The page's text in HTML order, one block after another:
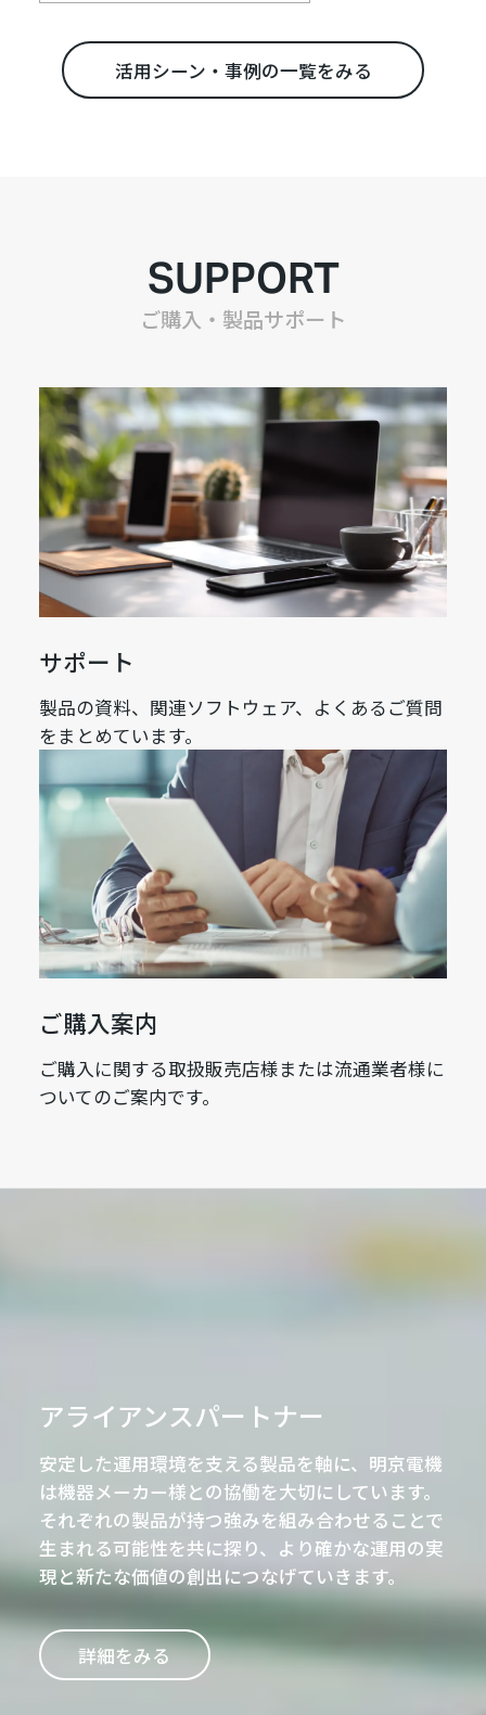
活用シーン・事例の一覧をみる
SUPPORT
ご購入・製品サポート
サポート
製品の資料、関連ソフトウェア、よくあるご質問
をまとめています。
ご購入案内
ご購入に関する取扱販売店様または流通業者様に
ついてのご案内です。
アライアンスパートナー
安定した運用環境を支える製品を軸に、明京電機
は機器メーカー様との協働を大切にしています。
それぞれの製品が持つ強みを組み合わせることで
生まれる可能性を共に探り、より確かな運用の実
現と新たな価値の創出につなげていきます。
詳細をみる